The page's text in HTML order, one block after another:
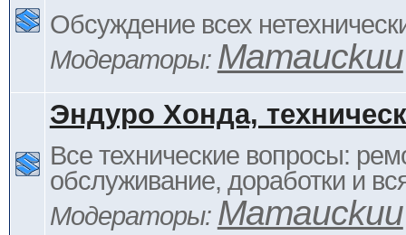
Обсуждение всех
Модераторы: Mamauckuu
Эндуро Хонда,
Все технические вопросы:
обслуживание, доработки и
Модераторы: Mamauckuu